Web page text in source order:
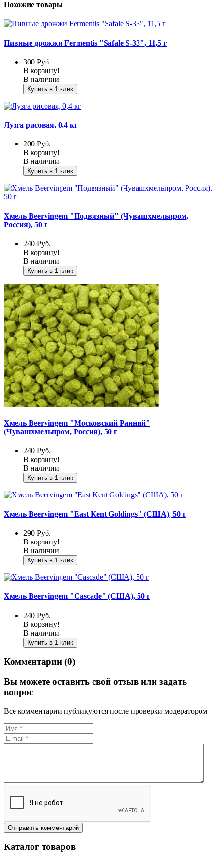
Похожие товары
Пивные дрожжи Fermentis "Safale S-33", 11,5 г
300 Руб.
В корзину!
В наличии
Купить в 1 клик
Лузга рисовая, 0,4 кг
200 Руб.
В корзину!
В наличии
Купить в 1 клик
Хмель Beervingem "Подвязный" (Чувашхмельпром,
Россия), 50 г
240 Руб.
В корзину!
В наличии
Купить в 1 клик
Хмель Beervingem "Московский Ранний"
(Чувашхмельпром, Россия), 50 г
240 Руб.
В корзину!
В наличии
Купить в 1 клик
Хмель Beervingem "East Kent Goldings" (США), 50 г
290 Руб.
В корзину!
В наличии
Купить в 1 клик
Хмель Beervingem "Cascade" (США), 50 г
240 Руб.
В корзину!
В наличии
Купить в 1 клик
Комментарии (0)
Вы можете оставить свой отзыв или задать
вопрос
Все комментарии публикуются после проверки модератором
Каталог товаров